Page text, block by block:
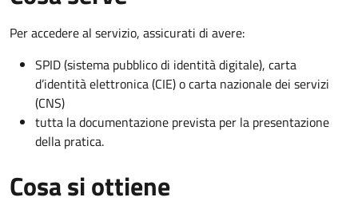
Per accedere al servizio, assicurati di avere:
SPID (sistema pubblico di identità digitale), carta
d’identità elettronica (CIE) o carta nazionale dei servizi
(CNS)
tutta la documentazione prevista per la presentazione
della pratica.
Cosa si ottiene